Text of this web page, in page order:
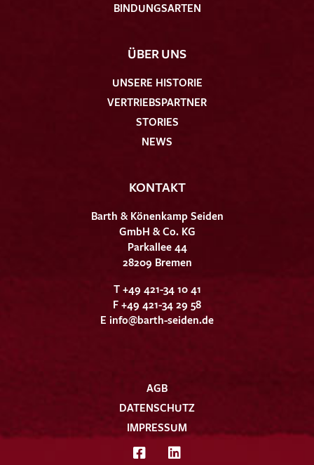
BINDUNGSARTEN
ÜBER UNS
UNSERE HISTORIE
VERTRIEBSPARTNER
STORIES
NEWS
KONTAKT
Barth & Könenkamp Seiden
GmbH & Co. KG
Parkallee 44
28209 Bremen
T +49 421-34 10 41
F +49 421-34 29 58
E info@barth-seiden.de
AGB
DATENSCHUTZ
IMPRESSUM